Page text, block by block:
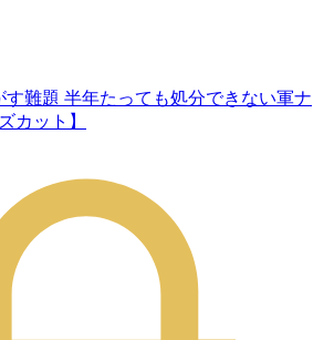
す難題 半年たっても処分できない軍ナ
カット】